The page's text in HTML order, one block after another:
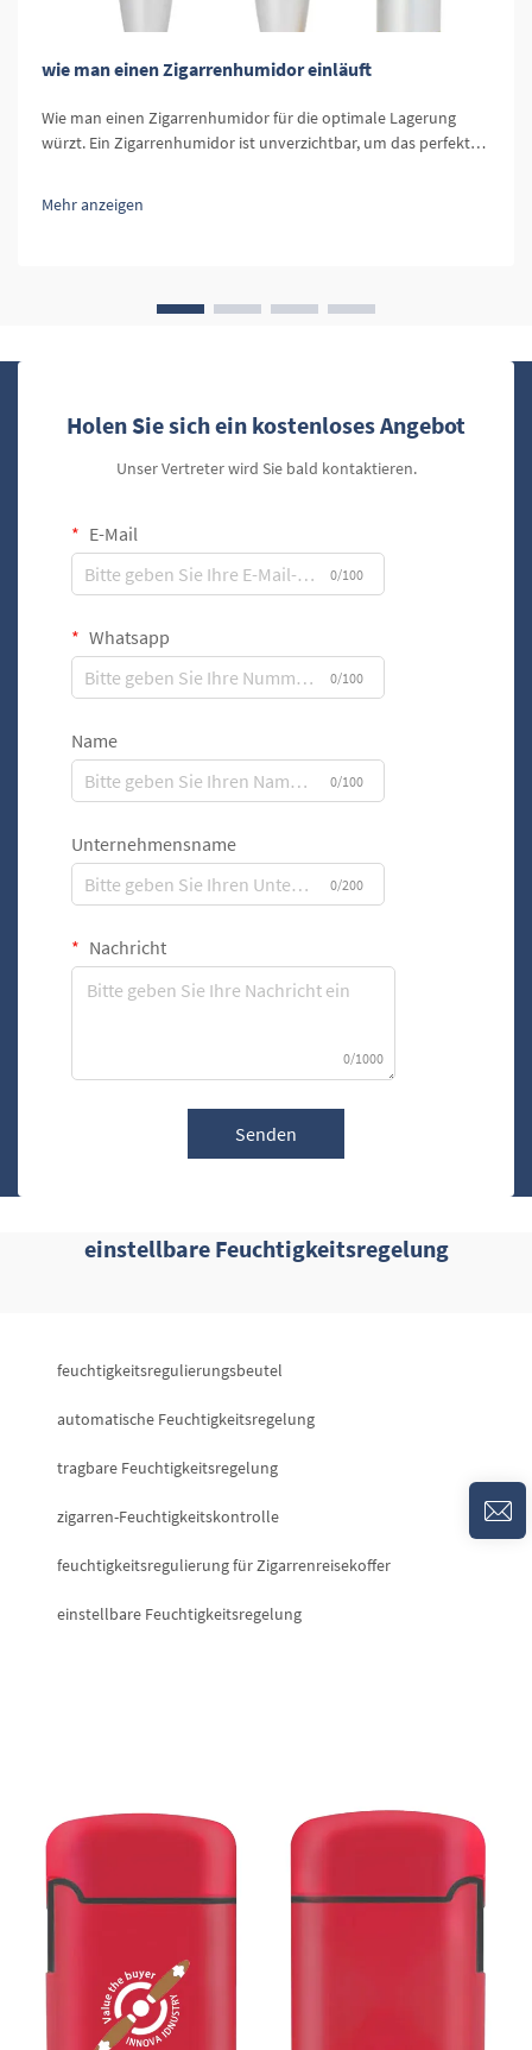
wie man einen Zigarrenhumidor einläuft
Wie man einen Zigarrenhumidor für die optimale Lagerung
würzt. Ein Zigarrenhumidor ist unverzichtbar, um das perfekte
sicherzustellen, dass Ihre Zigarren frisch bleiben und gut
Mehr anzeigen
Holen Sie sich ein kostenloses Angebot
Unser Vertreter wird Sie bald kontaktieren.
E-Mail
0/100
Whatsapp
0/100
Name
0/100
Unternehmensname
0/200
Nachricht
0/1000
Senden
einstellbare Feuchtigkeitsregelung
feuchtigkeitsregulierungsbeutel
automatische Feuchtigkeitsregelung
tragbare Feuchtigkeitsregelung
zigarren-Feuchtigkeitskontrolle
feuchtigkeitsregulierung für Zigarrenreisekoffer
einstellbare Feuchtigkeitsregelung